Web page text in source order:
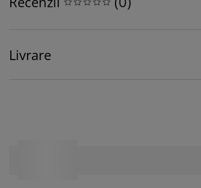
Livrare